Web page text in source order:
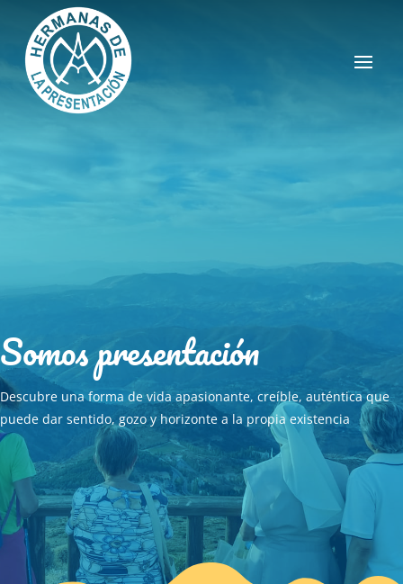
Somos presentación
Descubre una forma de vida apasionante, creíble, auténtica que
puede dar sentido, gozo y horizonte a la propia existencia